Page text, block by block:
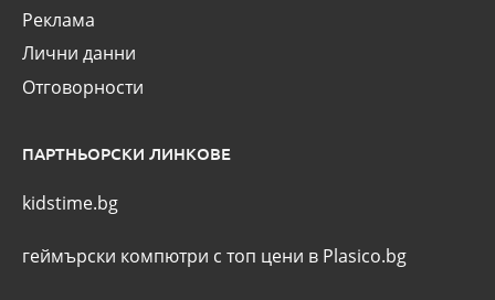
Реклама
Лични данни
Отговорности
ПАРТНЬОРСКИ ЛИНКОВЕ
kidstime.bg
геймърски компютри с топ цени в Plasico.bg